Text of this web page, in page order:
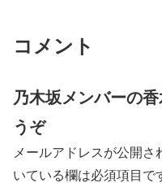
コメント
乃木坂メンバーの
うぞ
メールアドレスが公開さ
いている欄は必須項目で